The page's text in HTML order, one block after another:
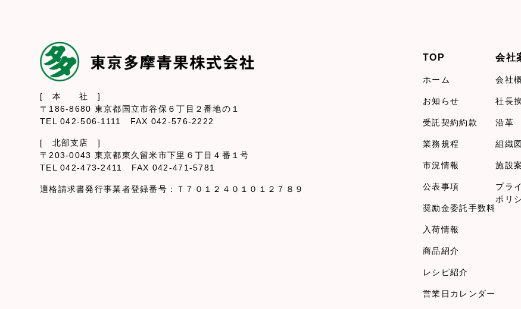
[ 本 社 ]
〒186-8680 東京都国立市谷保６丁目２番地の１
TEL 042-506-1111 FAX 042-576-2222
[ 北部支店 ]
〒203-0043 東京都東久留米市下里６丁目４番１号
TEL 042-473-2411 FAX 042-471-5781
適格請求書発行事業者登録番号：Ｔ７０１２４０１０１２７８９
TOP
ホーム
お知らせ
受託契約約款
業務規程
市況情報
公表事項
奨励金委託手数料
入荷情報
商品紹介
レシピ紹介
営業日カレンダー
会社
会社
社長
沿革
組織図
施設
プラ
ポリ